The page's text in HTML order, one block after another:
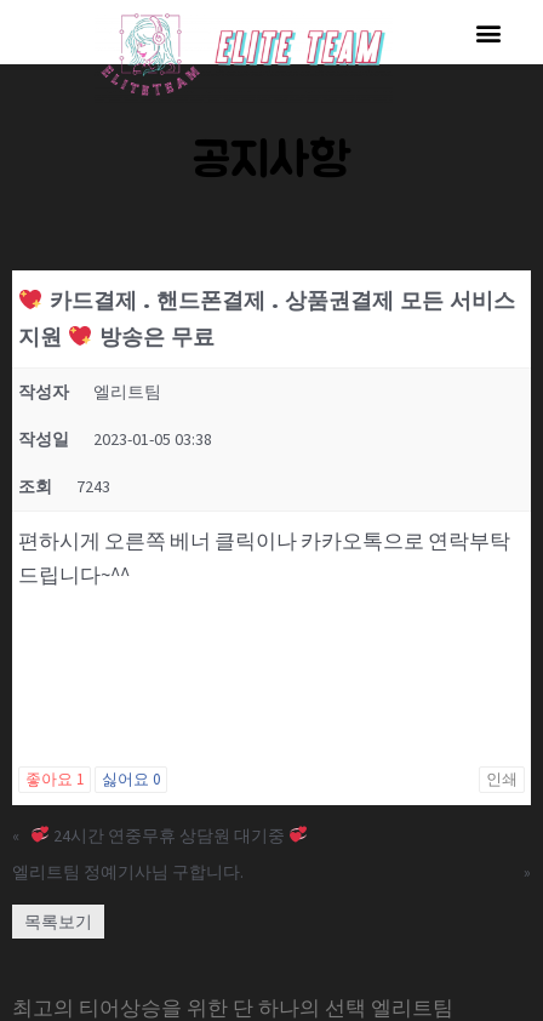
공지사항
카드결제 . 핸드폰결제 . 상품권결제 모든 서비스
지원
방송은 무료
작성자 엘리트팀
작성일 2023-01-05 03:38
조회 7243
편하시게 오른쪽 베너 클릭이나 카카오톡으로 연락부탁
드립니다~^^
좋아요 1 싫어요 0 인쇄
«
24시간 연중무휴 상담원 대기중
엘리트팀 정예기사님 구합니다.
»
목록보기
최고의 티어상승을 위한 단 하나의 선택 엘리트팀